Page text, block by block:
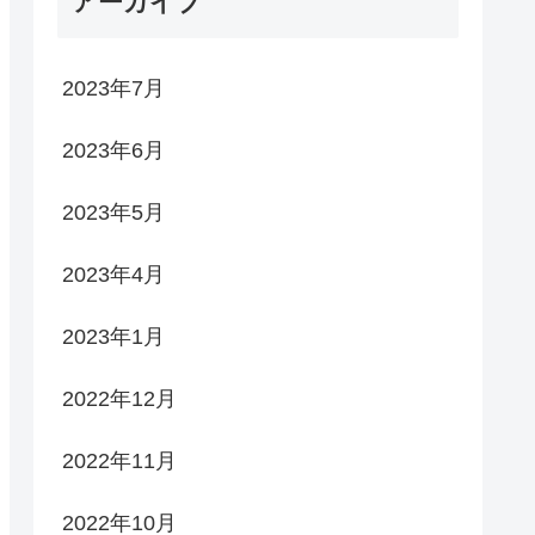
2023年7月
2023年6月
2023年5月
2023年4月
2023年1月
2022年12月
2022年11月
2022年10月